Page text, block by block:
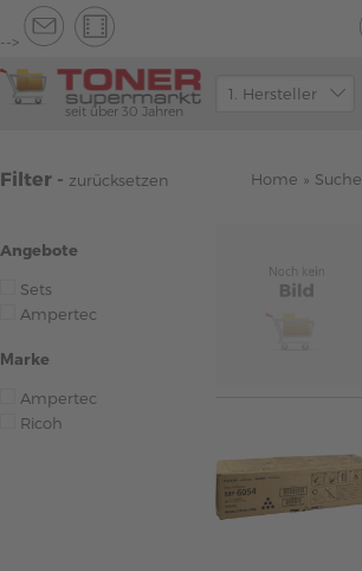
-->
seit über 30 Jahren
Filter - zurücksetzen
Angebote
Sets
Ampertec
Marke
Ampertec
Ricoh
Home » Suche